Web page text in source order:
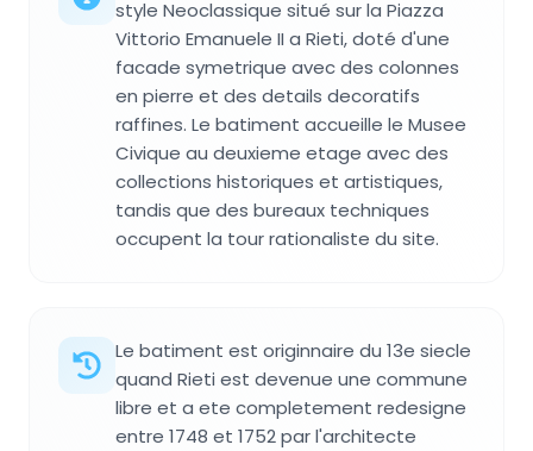
style Neoclassique situé sur la Piazza
Vittorio Emanuele II a Rieti, doté d'une
facade symetrique avec des colonnes
en pierre et des details decoratifs
raffines. Le batiment accueille le Musee
Civique au deuxieme etage avec des
collections historiques et artistiques,
tandis que des bureaux techniques
occupent la tour rationaliste du site.
Le batiment est originnaire du 13e siecle
quand Rieti est devenue une commune
libre et a ete completement redesigne
entre 1748 et 1752 par l'architecte